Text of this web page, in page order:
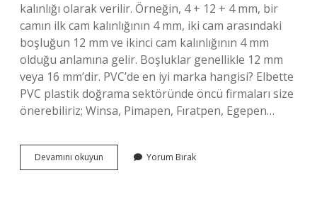
kalınlığı olarak verilir. Örneğin, 4 + 12 + 4 mm, bir
camın ilk cam kalınlığının 4 mm, iki cam arasındaki
boşluğun 12 mm ve ikinci cam kalınlığının 4 mm
olduğu anlamına gelir. Boşluklar genellikle 12 mm
veya 16 mm’dir. PVC’de en iyi marka hangisi? Elbette
PVC plastik doğrama sektöründe öncü firmaları size
önerebiliriz; Winsa, Pimapen, Fıratpen, Egepen…
Devamını okuyun Pimapen
Fiyatları
Yorum Bırak